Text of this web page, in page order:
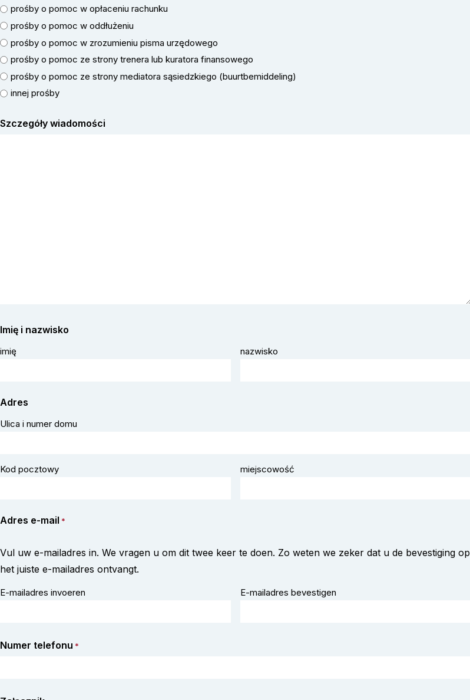
prośby o pomoc w opłaceniu rachunku
prośby o pomoc w oddłużeniu
prośby o pomoc w zrozumieniu pisma urzędowego
prośby o pomoc ze strony trenera lub kuratora finansowego
prośby o pomoc ze strony mediatora sąsiedzkiego (buurtbemiddeling)
innej prośby
Szczegóły wiadomości
Imię i nazwisko
imię nazwisko
Adres
Ulica i numer domu
Kod pocztowy miejscowość
Adres e-mail *
Vul uw e-mailadres in. We vragen u om dit twee keer te doen. Zo weten we zeker dat u de bevestiging op
het juiste e-mailadres ontvangt.
E-mailadres invoeren E-mailadres bevestigen
Numer telefonu *